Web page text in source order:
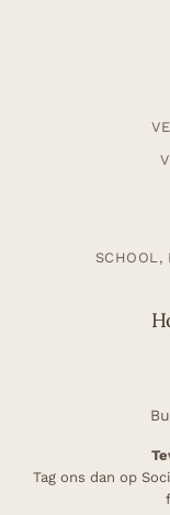
SCHOOL,
Tag ons dan op